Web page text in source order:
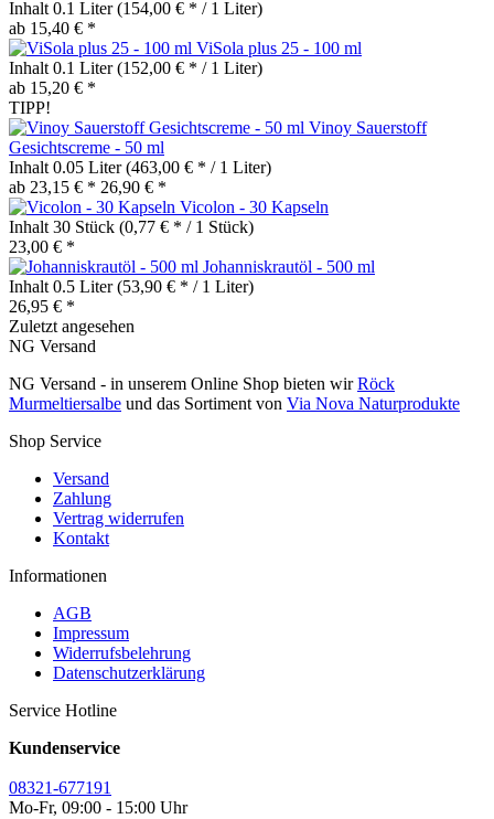
Inhalt 0.1 Liter(154,00 € * / 1 Liter)
ab 15,40 € *
ViSola plus 25 - 100 ml
Inhalt 0.1 Liter(152,00 € * / 1 Liter)
ab 15,20 € *
TIPP!
Vinoy Sauerstoff
Gesichtscreme - 50 ml
Inhalt 0.05 Liter(463,00 € * / 1 Liter)
ab 23,15 € * 26,90 € *
Vicolon - 30 Kapseln
Inhalt 30 Stück (0,77 € * / 1 Stück)
23,00 € *
Johanniskrautöl - 500 ml
Inhalt 0.5 Liter(53,90 € * / 1 Liter)
26,95 € *
Zuletzt angesehen
NG Versand
NG Versand - in unserem Online Shop bieten wirRöck
Murmeltiersalbe und das Sortiment von Via Nova Naturprodukte
Shop Service
Versand
Zahlung
Vertrag widerrufen
Kontakt
Informationen
AGB
Impressum
Widerrufsbelehrung
Datenschutzerklärung
Service Hotline
Kundenservice
08321-677191
Mo-Fr, 09:00 - 15:00 Uhr